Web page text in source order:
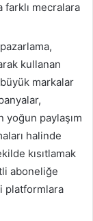
mecralara
kullanan
markalar
paylaşım
halinde
kısıtlamak
aboneliğe
platformlara